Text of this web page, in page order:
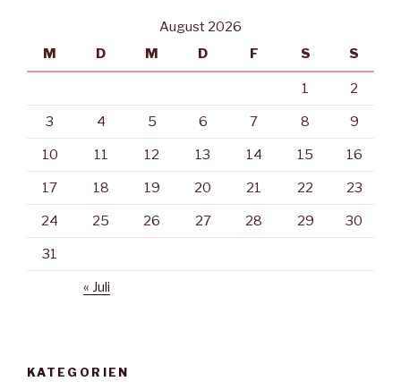
August 2026
M
D M D F S S
1 2
3 4 5 6 7 8 9
10 11 12 13 14 15 16
17 18 19 20 21 22 23
24 25 26 27 28 29 30
31
« Juli
KATEGORIEN